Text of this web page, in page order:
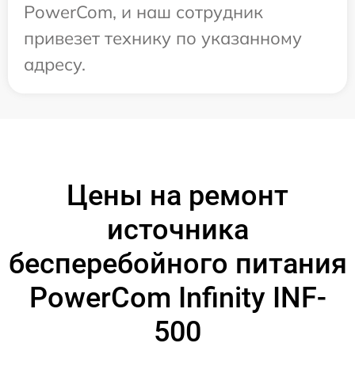
PowerCom, и наш сотрудник
привезет технику по указанному
адресу.
Цены на ремонт
источника
бесперебойного питания
PowerCom Infinity INF-
500